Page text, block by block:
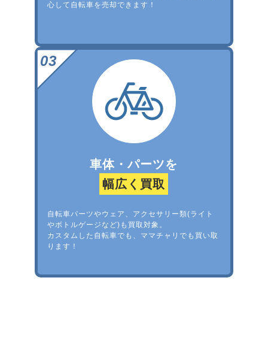
心して自転車を売却できます！
車体・パーツを
幅広く買取
自転車パーツやウェア、アクセサリー類(ライト
やボトルゲージなど)も買取対象。
カスタムした自転車でも、ママチャリでも買い取
ります！